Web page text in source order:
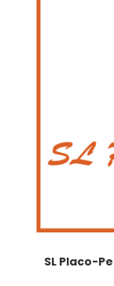
SL Placo-